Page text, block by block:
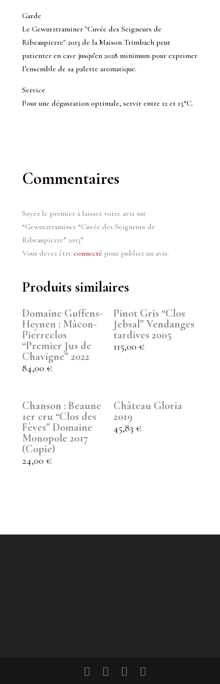
Garde
Le Gewurztraminer "Cuvée des Seigneurs de
Ribeaupierre" 2013 de la Maison Trimbach peut
patienter en cave jusqu’en 2028 minimum pour exprimer
l’ensemble de sa palette aromatique.
Service
Pour une dégustation optimale, servir entre 12 et 15°C.
Commentaires
Soyez le premier à laisser votre avis sur
“Gewurztraminer “Cuvée des Seigneurs de
Ribeaupierre” 2013”
Vous devez être connecté pour publier un avis.
Produits similaires
Domaine Guffens-
Heynen : Mâcon-
Pierreclos
“Premier Jus de
Chavigne” 2022
84,00 €
Pinot Gris “Clos
Jebsal” Vendanges
tardives 2005
115,00€
Chanson : Beaune
1er cru “Clos des
Fèves” Domaine
Monopole 2017
(Copie)
24,00 €
Château Gloria
2019
45,83€